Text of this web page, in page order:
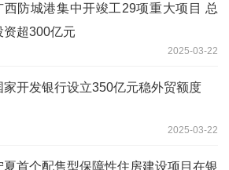
西防城港集中开竣工29项重大项目 总
资超300亿元
2025-03-22
家开发银行设立350亿元稳外贸额度
2025-03-22
夏首个配售型保障性住房建设项目在银